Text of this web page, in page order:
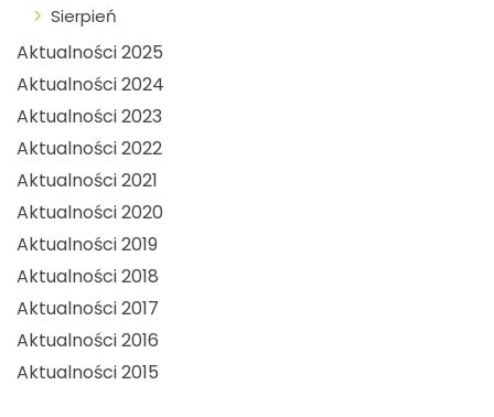
Sierpień
Aktualności 2025
Aktualności 2024
Aktualności 2023
Aktualności 2022
Aktualności 2021
Aktualności 2020
Aktualności 2019
Aktualności 2018
Aktualności 2017
Aktualności 2016
Aktualności 2015